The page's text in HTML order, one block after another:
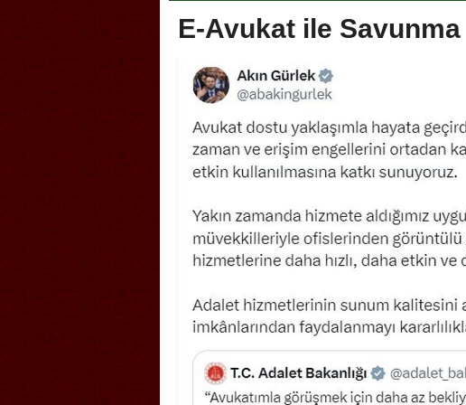
E-Avukat ile
Akçakoca, Geleneksel Türk Okçuluğu
Şampiyonası’na ev sahipliği yapıyor
Askerlik şakası Dünya
karıştırdı! Güney Kore’den